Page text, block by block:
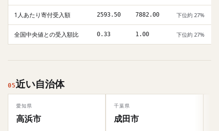
1人あたり寄付受入額 2593.50 7882.00 下位約 27%
全国中央値との受入額比 0.33 1.00 下位約 27%
05近い自治体
愛知県
高浜市
千葉県
成田市